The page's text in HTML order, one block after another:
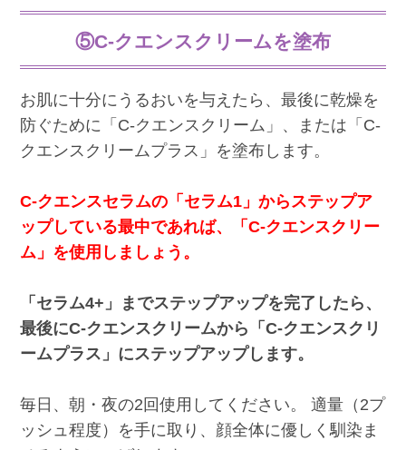
⑤C-クエンスクリームを塗布
お肌に十分にうるおいを与えたら、最後に乾燥を
防ぐために「C-クエンスクリーム」、または「C-
クエンスクリームプラス」を塗布します。
C-クエンスセラムの「セラム1」からステップア
ップしている最中であれば、「C-クエンスクリー
ム」を使用しましょう。
「セラム4+」までステップアップを完了したら、
最後にC-クエンスクリームから「C-クエンスクリ
ームプラス」にステップアップします。
毎日、朝・夜の2回使用してください。 適量（2プ
ッシュ程度）を手に取り、顔全体に優しく馴染ま